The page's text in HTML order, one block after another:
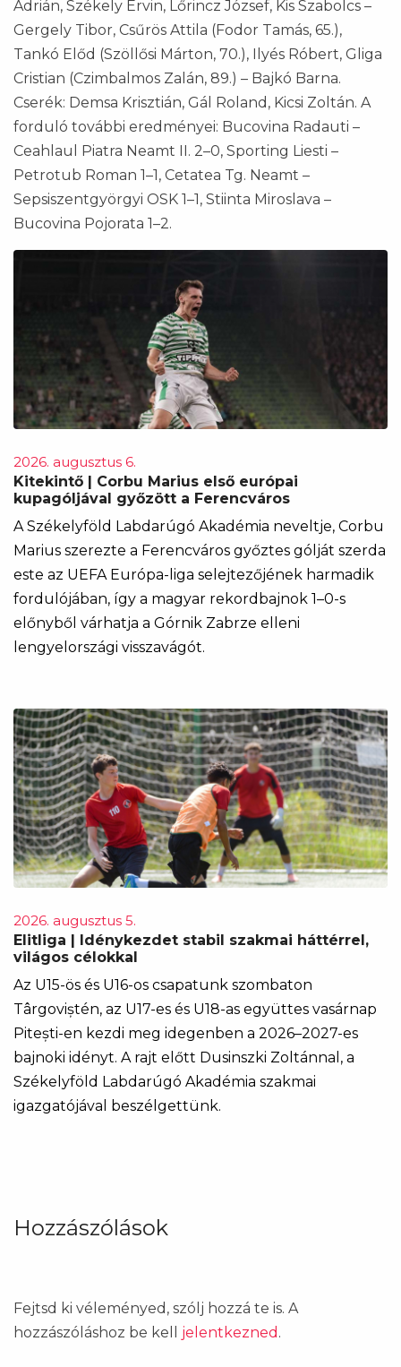
Adrián, Székely Ervin, Lőrincz József, Kis Szabolcs –
Gergely Tibor, Csűrös Attila (Fodor Tamás, 65.),
Tankó Előd (Szöllősi Márton, 70.), Ilyés Róbert, Gliga
Cristian (Czimbalmos Zalán, 89.) – Bajkó Barna.
Cserék: Demsa Krisztián, Gál Roland, Kicsi Zoltán. A
forduló további eredményei: Bucovina Radauti –
Ceahlaul Piatra Neamt II. 2–0, Sporting Liesti –
Petrotub Roman 1–1, Cetatea Tg. Neamt –
Sepsiszentgyörgyi OSK 1–1, Stiinta Miroslava –
Bucovina Pojorata 1–2.
2026. augusztus 6.
Kitekintő | Corbu Marius első európai
kupagóljával győzött a Ferencváros
A Székelyföld Labdarúgó Akadémia neveltje, Corbu
Marius szerezte a Ferencváros győztes gólját szerda
este az UEFA Európa-liga selejtezőjének harmadik
fordulójában, így a magyar rekordbajnok 1–0-s
előnyből várhatja a Górnik Zabrze elleni
lengyelországi visszavágót.
2026. augusztus 5.
Elitliga | Idénykezdet stabil szakmai háttérrel,
világos célokkal
Az U15-ös és U16-os csapatunk szombaton
Târgoviștén, az U17-es és U18-as együttes vasárnap
Pitești-en kezdi meg idegenben a 2026–2027-es
bajnoki idényt. A rajt előtt Dusinszki Zoltánnal, a
Székelyföld Labdarúgó Akadémia szakmai
igazgatójával beszélgettünk.
Hozzászólások
Fejtsd ki véleményed, szólj hozzá te is. A
hozzászóláshoz be kell jelentkezned .